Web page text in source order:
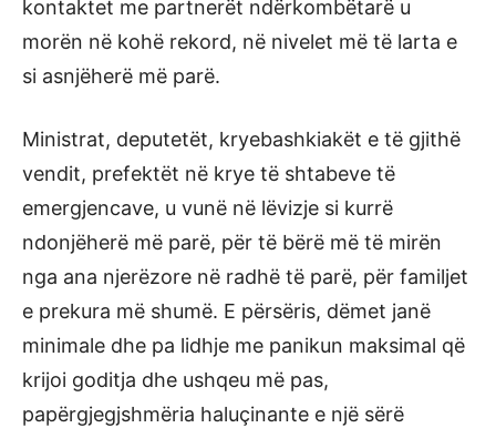
kontaktet me partnerët ndërkombëtarë u
morën në kohë rekord, në nivelet më të larta e
si asnjëherë më parë.
Ministrat, deputetët, kryebashkiakët e të gjithë
vendit, prefektët në krye të shtabeve të
emergjencave, u vunë në lëvizje si kurrë
ndonjëherë më parë, për të bërë më të mirën
nga ana njerëzore në radhë të parë, për familjet
e prekura më shumë. E përsëris, dëmet janë
minimale dhe pa lidhje me panikun maksimal që
krijoi goditja dhe ushqeu më pas,
papërgjegjshmëria haluçinante e një sërë